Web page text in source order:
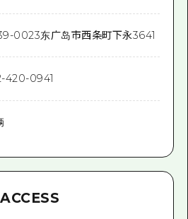
0023东广岛市西条町下永3641
420-0941
ACCESS